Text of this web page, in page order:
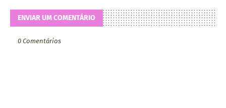
ENVIAR UM COMENTÁRIO
0 Comentários